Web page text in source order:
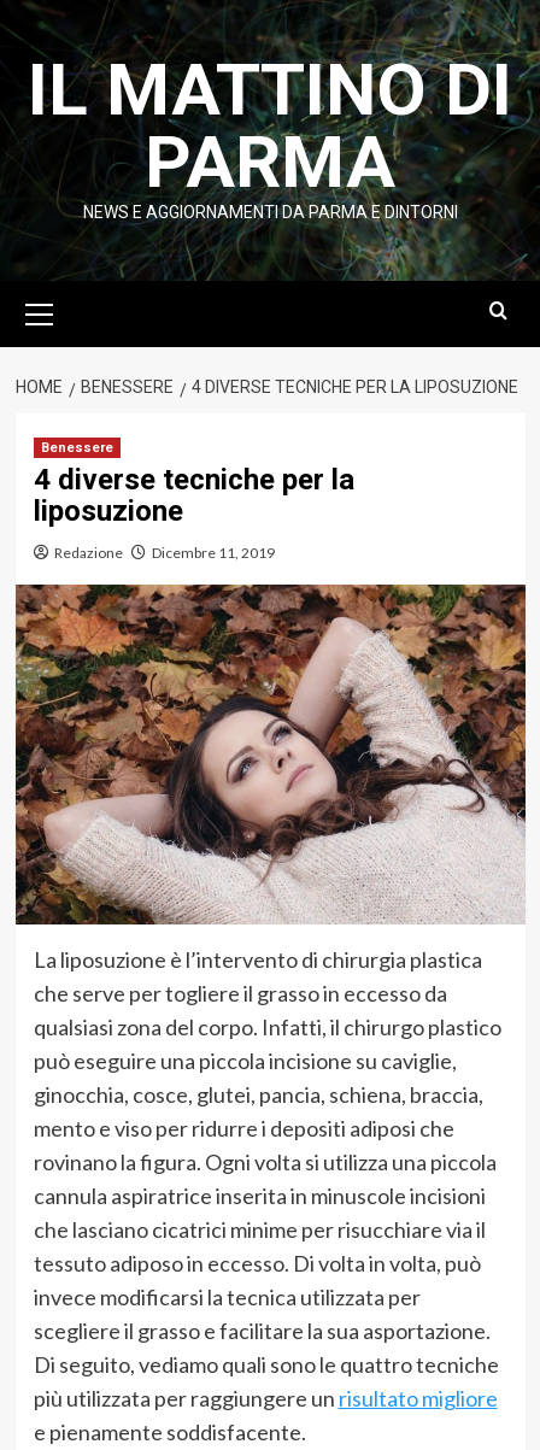
contenuto
IL MATTINO DI
PARMA
NEWS E AGGIORNAMENTI DA PARMA E DINTORNI
principale
HOME BENESSERE 4 DIVERSE TECNICHE PER LA LIPOSUZIONE
Benessere
4 diverse tecniche per la
liposuzione
Redazione Dicembre 11, 2019
La liposuzione è l’intervento di chirurgia plastica
che serve per togliere il grasso in eccesso da
qualsiasi zona del corpo. Infatti, il chirurgo plastico
può eseguire una piccola incisione su caviglie,
ginocchia, cosce, glutei, pancia, schiena, braccia,
mento e viso per ridurre i depositi adiposi che
rovinano la figura. Ogni volta si utilizza una piccola
cannula aspiratrice inserita in minuscole incisioni
che lasciano cicatrici minime per risucchiare via il
tessuto adiposo in eccesso. Di volta in volta, può
invece modificarsi la tecnica utilizzata per
scegliere il grasso e facilitare la sua asportazione.
Di seguito, vediamo quali sono le quattro tecniche
più utilizzata per raggiungere un risultato migliore
e pienamente soddisfacente.